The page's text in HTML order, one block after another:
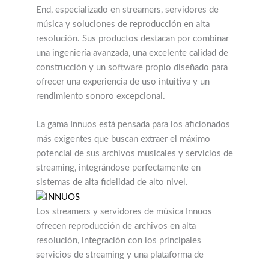
End, especializado en streamers, servidores de
música y soluciones de reproducción en alta
resolución. Sus productos destacan por combinar
una ingeniería avanzada, una excelente calidad de
construcción y un software propio diseñado para
ofrecer una experiencia de uso intuitiva y un
rendimiento sonoro excepcional.
La gama Innuos está pensada para los aficionados
más exigentes que buscan extraer el máximo
potencial de sus archivos musicales y servicios de
streaming, integrándose perfectamente en
sistemas de alta fidelidad de alto nivel.
Los streamers y servidores de música Innuos
ofrecen reproducción de archivos en alta
resolución, integración con los principales
servicios de streaming y una plataforma de